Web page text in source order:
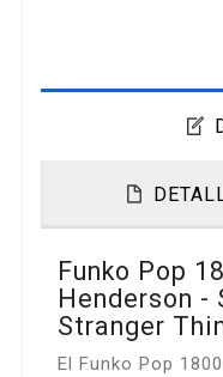
Funko Pop
Henderson -
Stranger
El Funko Pop